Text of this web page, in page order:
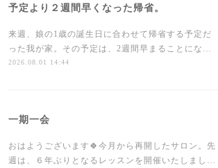
予定より２週間早くなった帰省。
来週、娘の1歳の誕生日に合わせて帰省する予定だ
った我が家。その予定は、2週間早まることにな…
2026.08.01 14:44
一期一会
おはようございます🍀今月から再開したサロン。先
週は、６年ぶりとなるレッスンを開催いたしまし…